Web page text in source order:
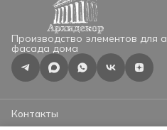
Производство элементов для
фасада дома
Контакты